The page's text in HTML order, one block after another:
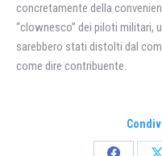
concretamente della
“clownesco” dei piloti militari,
sarebbero stati distolti dal
come dire contribuente.